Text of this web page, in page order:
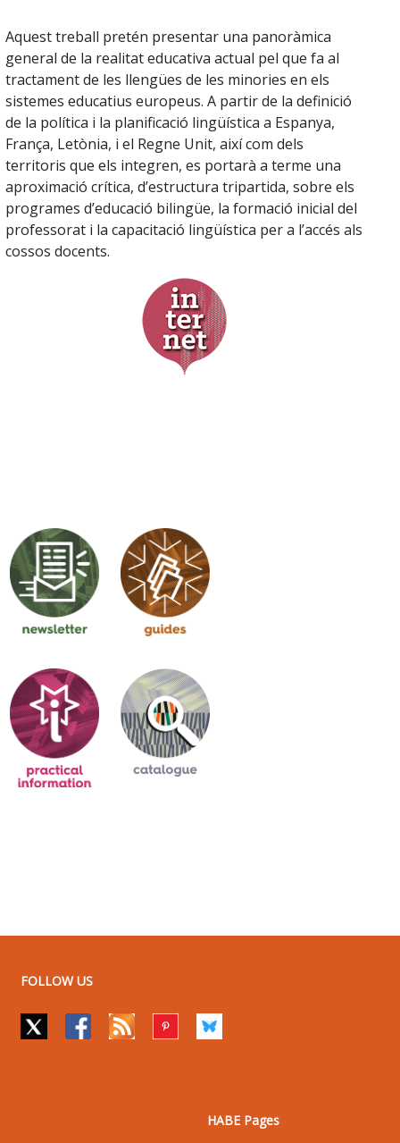
Aquest treball pretén presentar una panoràmica
general de la realitat educativa actual pel que fa al
tractament de les llengües de les minories en els
sistemes educatius europeus. A partir de la definició
de la política i la planificació lingüística a Espanya,
França, Letònia, i el Regne Unit, així com dels
territoris que els integren, es portarà a terme una
aproximació crítica, d’estructura tripartida, sobre els
programes d’educació bilingüe, la formació inicial del
professorat i la capacitació lingüística per a l’accés als
cossos docents.
FOLLOW US
HABE Pages